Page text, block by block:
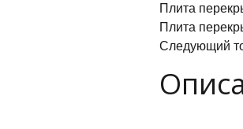
Плита
Плита
Следующий